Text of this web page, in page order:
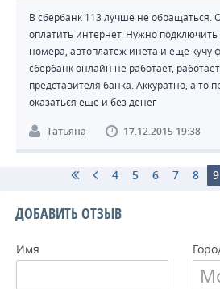
В сбербанк 113 лучше не обращаться.
оплатить интернет. Нужно
номера, автоплатеж инета и еще кучу
сбербанк онлайн не работает,
представителя банка. Аккуратно, а то
оказаться еще и без денег
Татьяна 17.12.2015 19:38
4 5 6 7 8 9
ДОБАВИТЬ ОТЗЫВ
Имя